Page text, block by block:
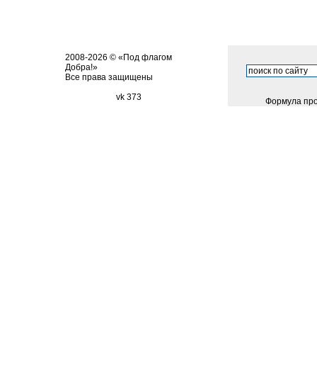
2008-2026 © «Под флагом
Добра!»
Все права защищены
vk 373
Формула